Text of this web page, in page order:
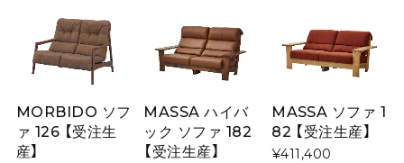
MORBIDO ソフ
ァ 126 【受注生
産】
MASSA ハイバ
ック ソファ 182
【受注生産】
MASSA ソファ 1
82 【受注生産】
¥411,400